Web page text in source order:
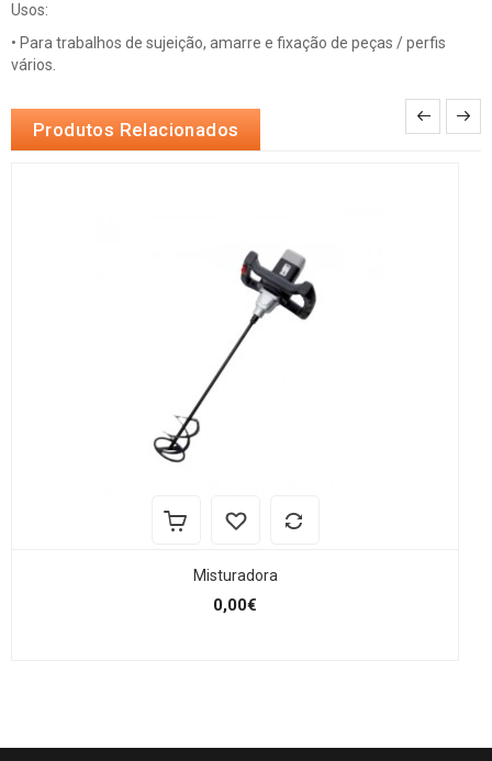
Usos:
• Para trabalhos de sujeição, amarre e fixação de peças / perfis
vários.
Produtos Relacionados
Misturadora
0,00€